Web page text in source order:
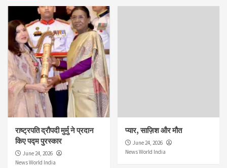
राष्ट्रपति द्रौपदी मुर्मु ने प्रदान
किए पद्म पुरस्कार
June 24, 2026
News World India
प्यार, साज़िश और मौत
June 24, 2026
News World India